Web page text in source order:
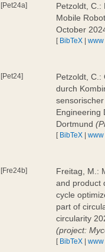
[Pet24a]
Petzoldt, C.:
Mobile
October
[ BibTeX |www
[Pet24]
Petzoldt, C.:
durch
Engineering
Dortmund
[ BibTeX |www
[Fre24b]
Freitag, M.:
and product
cycle
part of
circularity
(project:
[ BibTeX |www